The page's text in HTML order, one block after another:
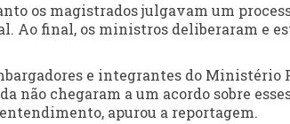
os magistrados julgavam um
Ao final, os ministros deliberaram e
e integrantes do Ministério
não chegaram a um acordo sobre
apurou a reportagem.